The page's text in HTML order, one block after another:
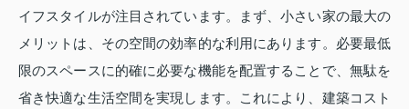
イフスタイルが注目されています。まず、小さい家の最大の
メリットは、その空間の効率的な利用にあります。必要最低
限のスペースに的確に必要な機能を配置することで、無駄を
省き快適な生活空間を実現します。これにより、建築コスト